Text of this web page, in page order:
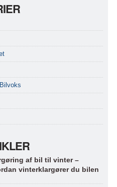
af bil til vinter –
vinterklargører du bilen